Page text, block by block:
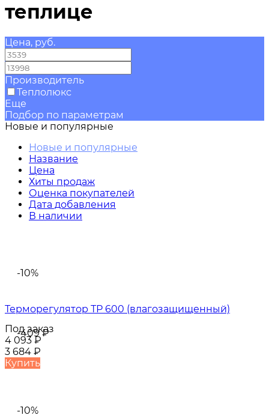
теплице
Цена, руб.
Производитель
Теплолюкс
Еще
Подбор по параметрам
Новые и популярные
Новые и популярные
Название
Цена
Хиты продаж
Оценка покупателей
Дата добавления
В наличии
-10%
-409₽
Терморегулятор ТР 600 (влагозащищенный)
Под заказ
4 093 ₽
3 684 ₽
Купить
-10%